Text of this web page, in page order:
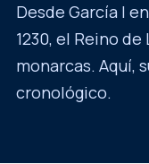
Desde García I
1230, el Reino
monarcas. Aquí,
cronológico.